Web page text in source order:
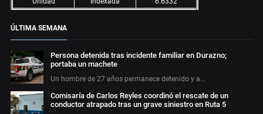
ÚLTIMA SEMANA
Persona detenida tras incidente familiar en Durazno;
portaba un machete
Un hombre de 27 años permanece detenido y a…
Comisaría de Carlos Reyles coordinó el rescate de un
conductor atrapado tras un grave siniestro en Ruta 5